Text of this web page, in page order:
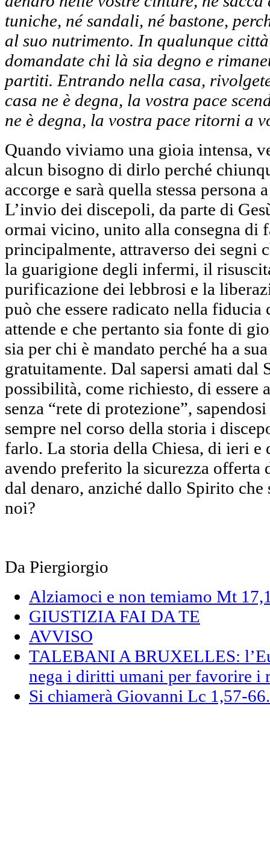
tuniche, né sandali, né bastone,
al suo nutrimento. In qualunque
domandate chi là sia degno e
partiti. Entrando nella casa,
casa ne è degna, la vostra pace
ne è degna, la vostra pace ritorni a
Quando viviamo una gioia intensa,
alcun bisogno di dirlo perché
accorge e sarà quella stessa persona
L’invio dei discepoli, da parte di
ormai vicino, unito alla consegna di
principalmente, attraverso dei segni
la guarigione degli infermi, il
purificazione dei lebbrosi e la
può che essere radicato nella fiducia
attende e che pertanto sia fonte di
sia per chi è mandato perché ha a
gratuitamente. Dal sapersi amati dal
possibilità, come richiesto, di essere
senza “rete di protezione”,
sempre nel corso della storia i
farlo. La storia della Chiesa, di ieri
avendo preferito la sicurezza offerta
dal denaro, anziché dallo Spirito che
noi?
Da Piergiorgio
Alziamoci e non temiamo Mt
GIUSTIZIA FAI DA TE
AVVISO
TALEBANI A BRUXELLES:
nega i diritti umani per favorire i
Si chiamerà Giovanni Lc 1,57-